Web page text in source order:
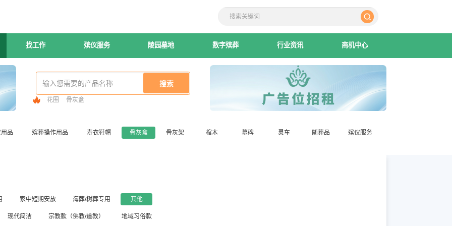
找工作 殡仪服务 陵园墓地 数字殡葬 行业资讯 商机中心
花圈 骨灰盒
品 殡葬操作用品 寿衣鞋帽 骨灰盒 骨灰架 棺木 墓碑 灵车 随葬品 殡仪服务
家中短期安放 海葬/树葬专用 其他
现代简洁 宗教款（佛教/道教） 地域习俗款